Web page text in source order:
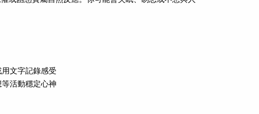
文字記錄感受
活動穩定心神